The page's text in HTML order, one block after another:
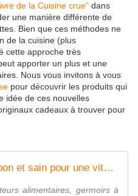
de la Cuisine crue" dans
une manière différente de
Bien que ces méthodes ne
de la cuisine (plus
cette approche très
apporter un plus et une
Nous vous invitons à vous
pour découvrir les produits qui
idée de ces nouvelles
cadeaux à trouver pour
Natura Sense : cuisinez bon et sain pour une vitalité retrouvée.
alimentaires, germoirs à